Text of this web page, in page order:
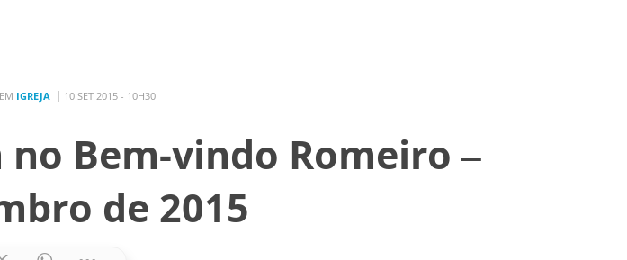
EM IGREJA 10 SET 2015 - 10H30
Bem-vindo Romeiro –
de 2015